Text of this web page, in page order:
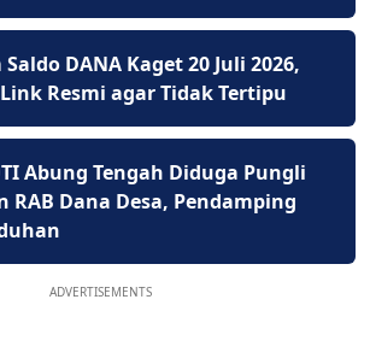
DANA Kaget 20 Juli 2026,
Resmi agar Tidak Tertipu
Abung Tengah Diduga Pungli
RAB Dana Desa, Pendamping
ADVERTISEMENTS